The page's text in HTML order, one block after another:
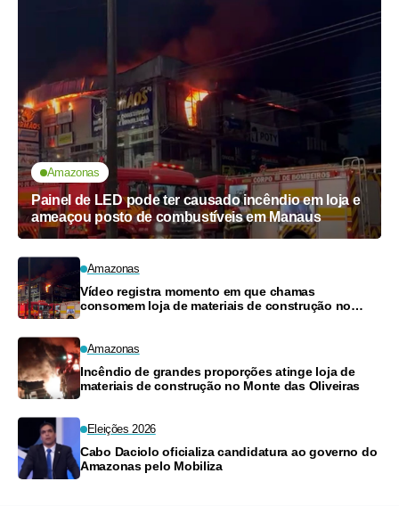
Amazonas
Painel de LED pode ter causado incêndio em loja e
ameaçou posto de combustíveis em Manaus
Amazonas
Vídeo registra momento em que chamas
consomem loja de materiais de construção no
Amazonas
Incêndio de grandes proporções atinge loja de
materiais de construção no Monte das Oliveiras
Eleições 2026
Cabo Daciolo oficializa candidatura ao governo do
Amazonas pelo Mobiliza